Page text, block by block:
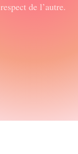
respect de l’autre.